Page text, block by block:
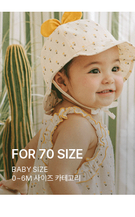
FOR 70 SIZE
BABY SIZE
0~6M 사이즈 카테고리